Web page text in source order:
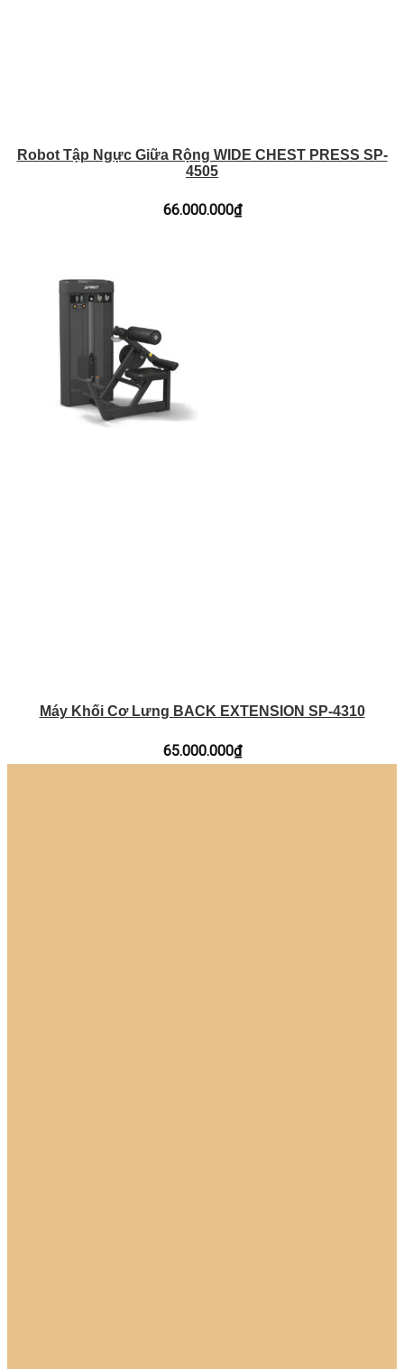
Robot Tập Ngực Giữa Rộng WIDE CHEST PRESS SP-
4505
66.000.000₫
Máy Khối Cơ Lưng BACK EXTENSION SP-4310
65.000.000₫